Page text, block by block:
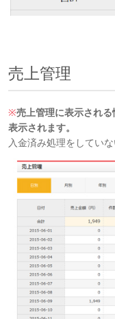
売上管理
※売上管理に表示され
表示されます。
入金済み処理をしてい